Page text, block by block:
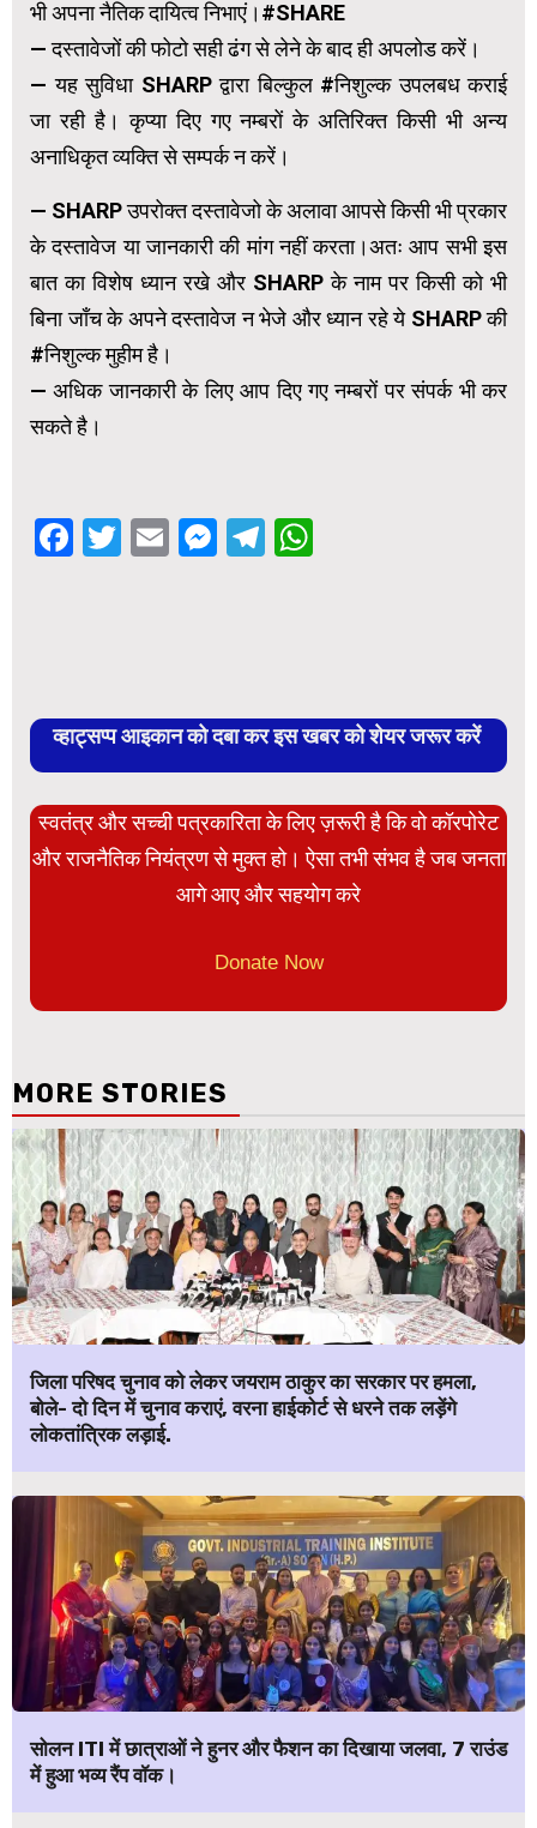
भी अपना नैतिक दायित्व निभाएं।#SHARE
— दस्तावेजों की फोटो सही ढंग से लेने के बाद ही अपलोड करें।
— यह सुविधा SHARP द्वारा बिल्कुल #निशुल्क उपलबध कराई
जा रही है। कृप्या दिए गए नम्बरों के अतिरिक्त किसी भी अन्य
अनाधिकृत व्यक्ति से सम्पर्क न करें।
— SHARP उपरोक्त दस्तावेजो के अलावा आपसे किसी भी प्रकार
के दस्तावेज या जानकारी की मांग नहीं करता।अतः आप सभी इस
बात का विशेष ध्यान रखे और SHARP के नाम पर किसी को भी
बिना जाँच के अपने दस्तावेज न भेजे और ध्यान रहे ये SHARP की
#निशुल्क मुहीम है।
— अधिक जानकारी के लिए आप दिए गए नम्बरों पर संपर्क भी कर
सकते है।
Facebook
Twitter
EmailMessenger
Telegram
व्हाट्सप्प आइकान को दबा कर इस खबर को शेयर जरूर करें
स्वतंत्र और सच्ची पत्रकारिता के लिए ज़रूरी है कि वो कॉरपोरेट
और राजनैतिक नियंत्रण से मुक्त हो। ऐसा तभी संभव है जब जनता
आगे आए और सहयोग करे
Donate Now
MORE STORIES
जिला परिषद चुनाव को लेकर जयराम ठाकुर का सरकार पर हमला,
बोले- दो दिन में चुनाव कराएं, वरना हाईकोर्ट से धरने तक लड़ेंगे
लोकतांत्रिक लड़ाई.
सोलन ITI में छात्राओं ने हुनर और फैशन का दिखाया जलवा, 7 राउंड
में हुआ भव्य रैंप वॉक।